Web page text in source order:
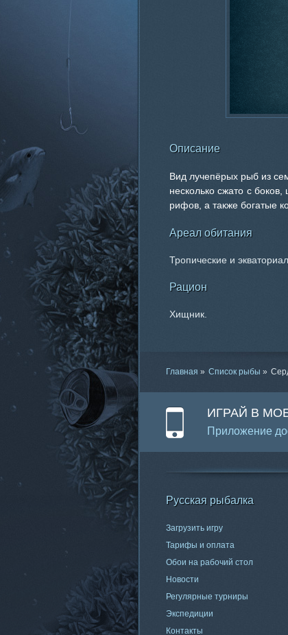
Описание
Вид лучепёрых рыб из
несколько сжато с
рифов, а также богатые
Ареал обитания
Тропические и
Рацион
Хищник.
Главная » Список рыбы »
ИГРАЙ В
Приложение
Русская рыбалка
Загрузить игру
Тарифы и оплата
Обои на рабочий стол
Новости
Регулярные турниры
Экспедиции
Контакты